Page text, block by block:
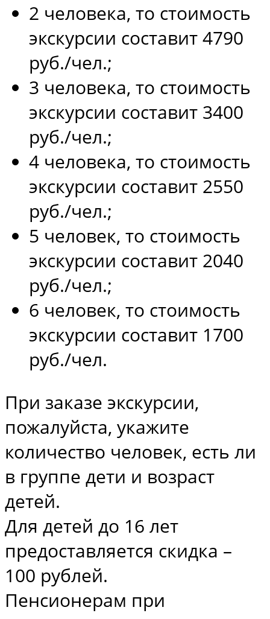
2 человека, то стоимость
экскурсии составит 4790
руб./чел.;
3 человека, то стоимость
экскурсии составит 3400
руб./чел.;
4 человека, то стоимость
экскурсии составит 2550
руб./чел.;
5 человек, то стоимость
экскурсии составит 2040
руб./чел.;
6 человек, то стоимость
экскурсии составит 1700
руб./чел.
При заказе экскурсии,
пожалуйста, укажите
количество человек, есть ли
в группе дети и возраст
детей.
Для детей до 16 лет
предоставляется скидка –
100 рублей.
Пенсионерам при